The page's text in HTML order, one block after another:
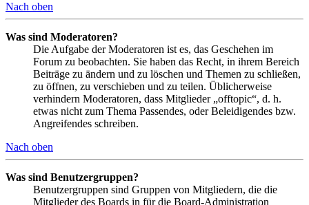
Nach oben
Was sind Moderatoren?
Die Aufgabe der Moderatoren ist es, das Geschehen im
Forum zu beobachten. Sie haben das Recht, in ihrem Bereich
Beiträge zu ändern und zu löschen und Themen zu schließen,
zu öffnen, zu verschieben und zu teilen. Üblicherweise
verhindern Moderatoren, dass Mitglieder „offtopic“, d. h.
etwas nicht zum Thema Passendes, oder Beleidigendes bzw.
Angreifendes schreiben.
Nach oben
Was sind Benutzergruppen?
Benutzergruppen sind Gruppen von Mitgliedern, die die
Mitglieder des Boards in für die Board-Administration